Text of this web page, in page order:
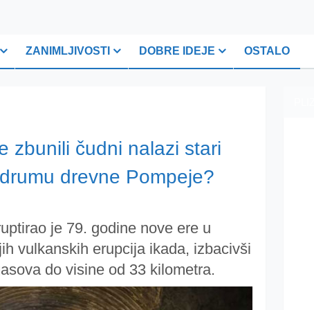
ZANIMLJIVOSTI DOBRE IDEJE OSTALO
zbunili čudni nalazi stari
drevne Pompeje?
je 79. godine nove ere u
vulkanskih erupcija ikada, izbacivši
do visine od 33 kilometra.